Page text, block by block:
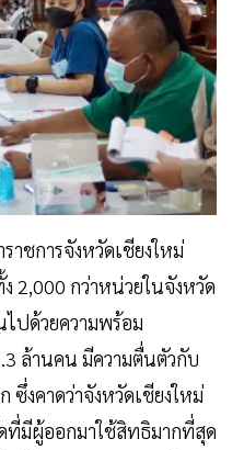
ชการจังหวัดเชียงใหม่
2,000 กว่าหน่วยในจังหวัด
ไปด้วยความพร้อม
ล้านคน มีความตื่นตัวกับ
ซึ่งคาดว่าจังหวัดเชียงใหม่
ที่มีผู้ออกมาใช้สิทธิมากที่สุด